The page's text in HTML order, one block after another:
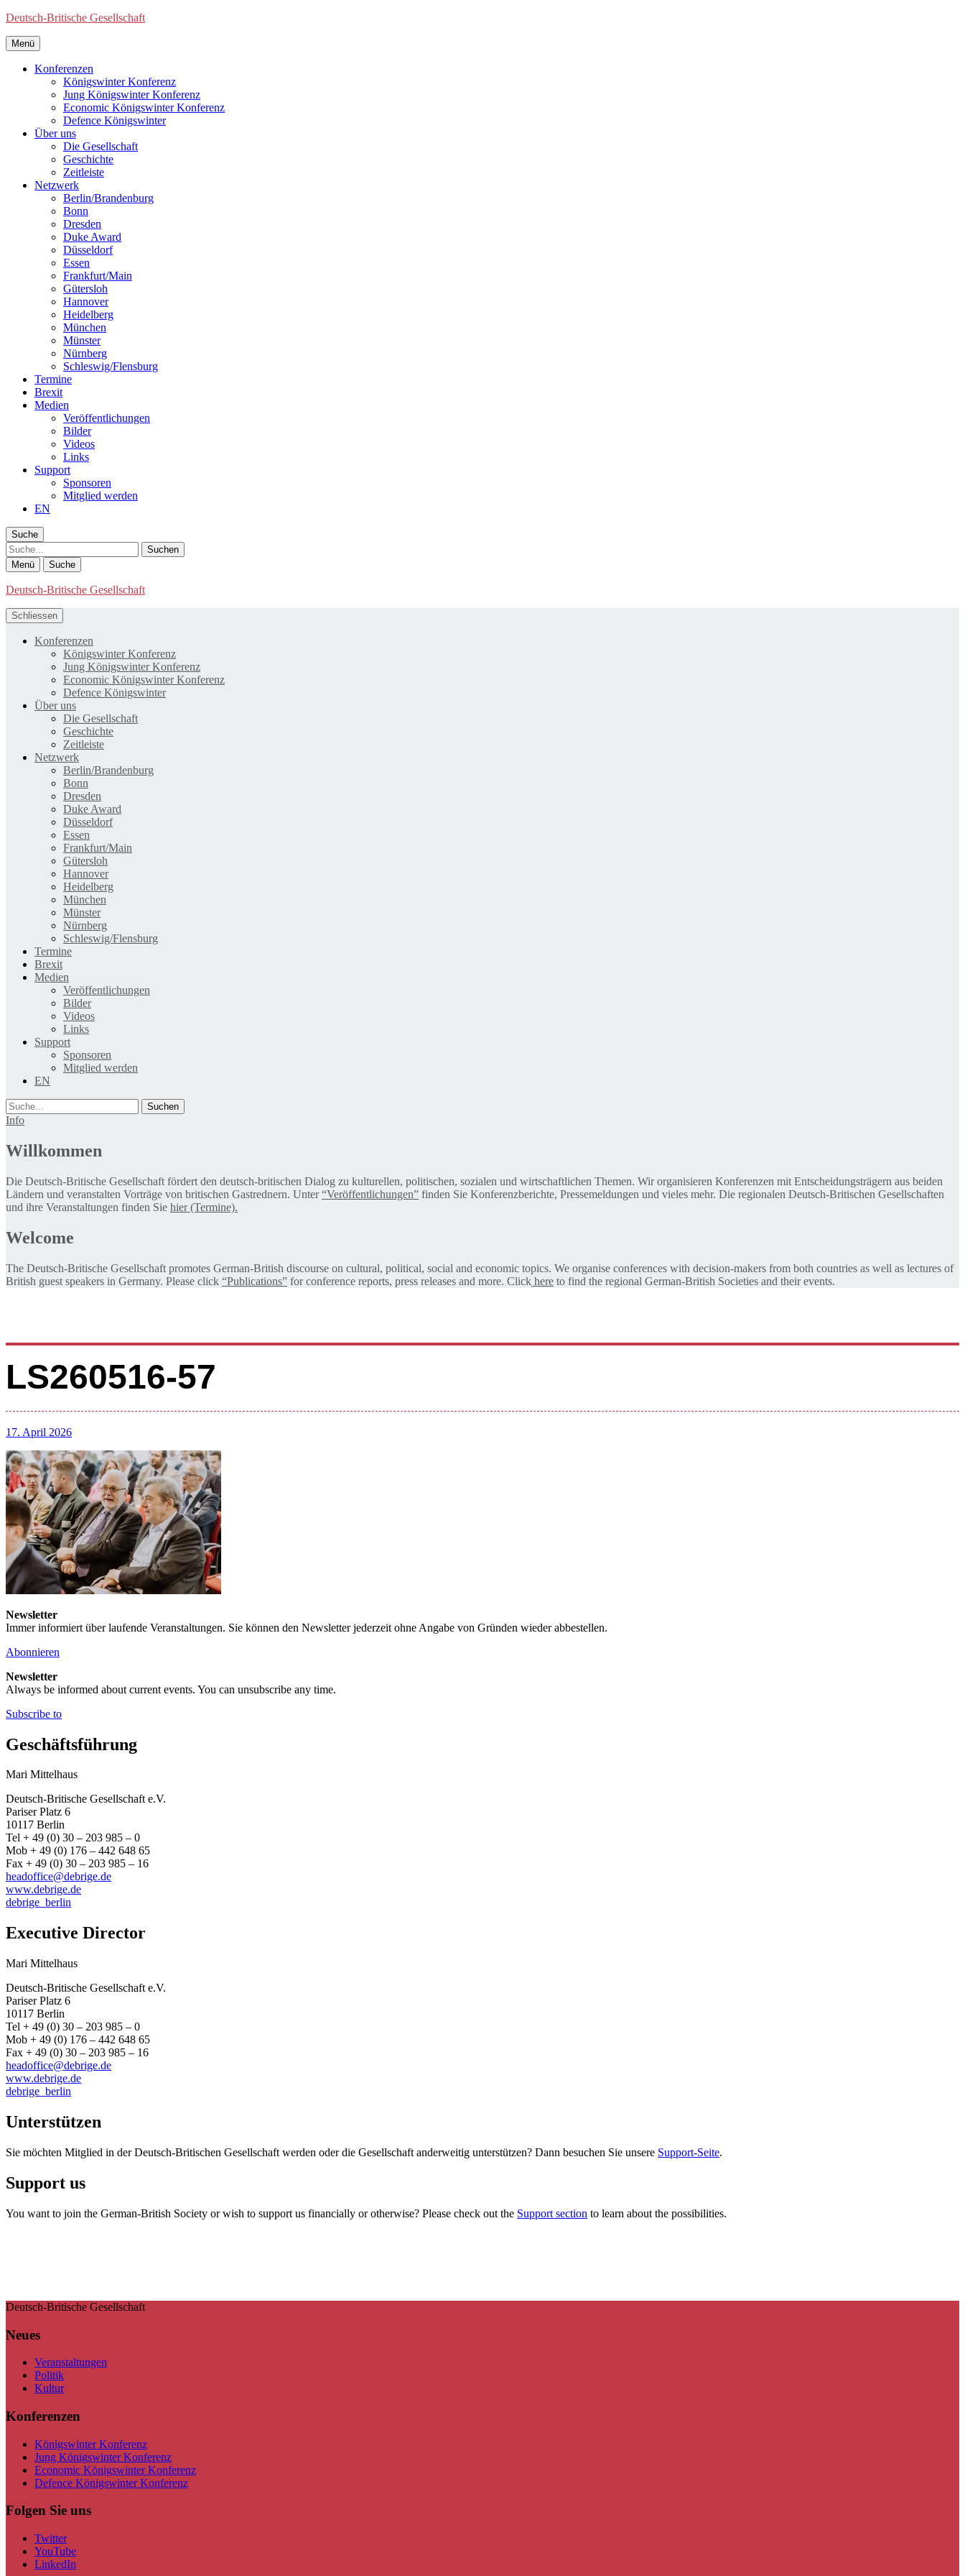
Deutsch-Britische Gesellschaft
Menü
Konferenzen
Königswinter Konferenz
Jung Königswinter Konferenz
Economic Königswinter Konferenz
Defence Königswinter
Über uns
Die Gesellschaft
Geschichte
Zeitleiste
Netzwerk
Berlin/Brandenburg
Bonn
Dresden
Duke Award
Düsseldorf
Essen
Frankfurt/Main
Gütersloh
Hannover
Heidelberg
München
Münster
Nürnberg
Schleswig/Flensburg
Termine
Brexit
Medien
Veröffentlichungen
Bilder
Videos
Links
Support
Sponsoren
Mitglied werden
EN
Suche
Suche
Menü Suche
Deutsch-Britische Gesellschaft
Schliessen
Konferenzen
Königswinter Konferenz
Jung Königswinter Konferenz
Economic Königswinter Konferenz
Defence Königswinter
Über uns
Die Gesellschaft
Geschichte
Zeitleiste
Netzwerk
Berlin/Brandenburg
Bonn
Dresden
Duke Award
Düsseldorf
Essen
Frankfurt/Main
Gütersloh
Hannover
Heidelberg
München
Münster
Nürnberg
Schleswig/Flensburg
Termine
Brexit
Medien
Veröffentlichungen
Bilder
Videos
Links
Support
Sponsoren
Mitglied werden
EN
Suche
Info
Willkommen
Die Deutsch-Britische Gesellschaft fördert den deutsch-britischen Dialog zu kulturellen, politischen, sozialen und wirtschaftlichen Themen. Wir organisieren Konferenzen mit Entscheidungsträgern aus beiden
Ländern und veranstalten Vorträge von britischen Gastrednern. Unter“Veröffentlichungen” finden Sie Konferenzberichte, Pressemeldungen und vieles mehr. Die regionalen Deutsch-Britischen Gesellschaften
und ihre Veranstaltungen finden Sie hier (Termine).
Welcome
The Deutsch-Britische Gesellschaft promotes German-British discourse on cultural, political, social and economic topics. We organise conferences with decision-makers from both countries as well as lectures of
British guest speakers in Germany. Please click “Publications” for conference reports, press releases and more. Click here to find the regional German-British Societies and their events.
LS260516-57
17. April 2026
Newsletter
Immer informiert über laufende Veranstaltungen. Sie können den Newsletter jederzeit ohne Angabe von Gründen wieder abbestellen.
Abonnieren
Newsletter
Always be informed about current events. You can unsubscribe any time.
Subscribe to
Geschäftsführung
Mari Mittelhaus
Deutsch-Britische Gesellschaft e.V.
Pariser Platz 6
10117 Berlin
Tel + 49 (0) 30 – 203 985 – 0
Mob + 49 (0) 176 – 442 648 65
Fax + 49 (0) 30 – 203 985 – 16
headoffice@debrige.de
www.debrige.de
debrige_berlin
Executive Director
Mari Mittelhaus
Deutsch-Britische Gesellschaft e.V.
Pariser Platz 6
10117 Berlin
Tel + 49 (0) 30 – 203 985 – 0
Mob + 49 (0) 176 – 442 648 65
Fax + 49 (0) 30 – 203 985 – 16
headoffice@debrige.de
www.debrige.de
debrige_berlin
Unterstützen
Sie möchten Mitglied in der Deutsch-Britischen Gesellschaft werden oder die Gesellschaft anderweitig unterstützen? Dann besuchen Sie unsere Support-Seite.
Support us
You want to join the German-British Society or wish to support us financially or otherwise? Please check out the Support section to learn about the possibilities.
Deutsch-Britische Gesellschaft
Neues
Veranstaltungen
Politik
Kultur
Konferenzen
Königswinter Konferenz
Jung Königswinter Konferenz
Economic Königswinter Konferenz
Defence Königswinter Konferenz
Folgen Sie uns
Twitter
YouTube
LinkedIn